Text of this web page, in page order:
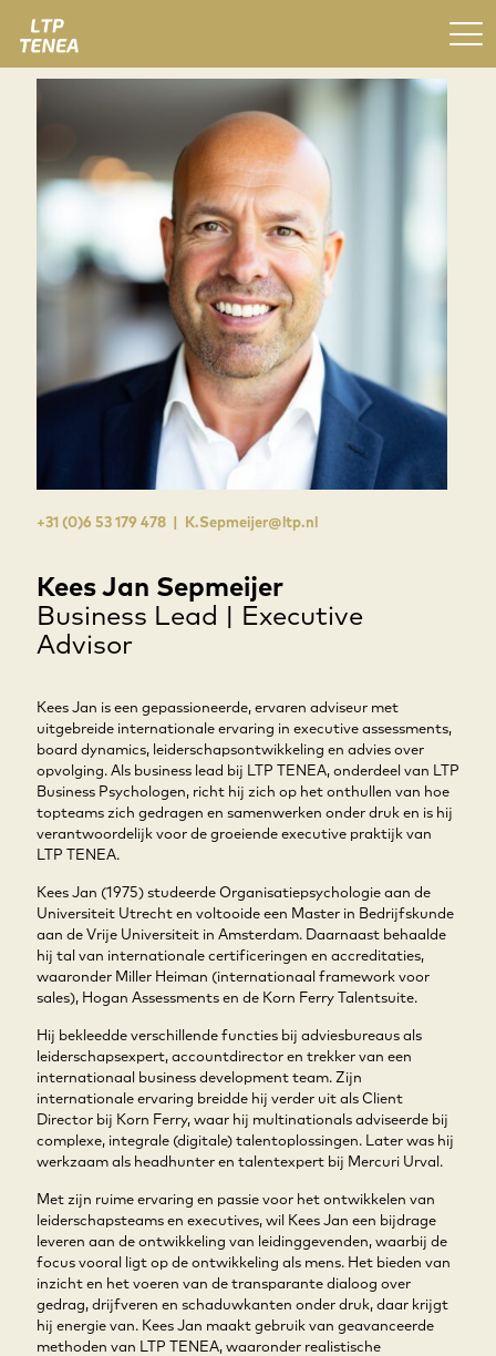
+31 (0)6 53 179 478​ | K.Sepmeijer@ltp.nl
Kees Jan Sepmeijer
Business Lead | Executive
Advisor
Kees Jan is een gepassioneerde, ervaren adviseur met
uitgebreide internationale ervaring in executive assessments,
board dynamics, leiderschapsontwikkeling en advies over
opvolging. Als business lead bij LTP TENEA, onderdeel van LTP
Business Psychologen, richt hij zich op het onthullen van hoe
topteams zich gedragen en samenwerken onder druk en is hij
verantwoordelijk voor de groeiende executive praktijk van
LTP TENEA.
Kees Jan (1975) studeerde Organisatiepsychologie aan de
Universiteit Utrecht en voltooide een Master in Bedrijfskunde
aan de Vrije Universiteit in Amsterdam. Daarnaast behaalde
hij tal van internationale certificeringen en accreditaties,
waaronder Miller Heiman (internationaal framework voor
sales), Hogan Assessments en de Korn Ferry Talentsuite.
Hij bekleedde verschillende functies bij adviesbureaus als
leiderschapsexpert, accountdirector en trekker van een
internationaal business development team. Zijn
internationale ervaring breidde hij verder uit als Client
Director bij Korn Ferry, waar hij multinationals adviseerde bij
complexe, integrale (digitale) talentoplossingen. Later was hij
werkzaam als headhunter en talentexpert bij Mercuri Urval.
Met zijn ruime ervaring en passie voor het ontwikkelen van
leiderschapsteams en executives, wil Kees Jan een bijdrage
leveren aan de ontwikkeling van leidinggevenden, waarbij de
focus vooral ligt op de ontwikkeling als mens. Het bieden van
inzicht en het voeren van de transparante dialoog over
gedrag, drijfveren en schaduwkanten onder druk, daar krijgt
hij energie van. Kees Jan maakt gebruik van geavanceerde
methoden van LTP TENEA, waaronder realistische